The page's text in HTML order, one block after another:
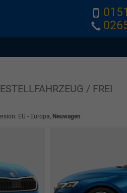
/ FREI
EU - Europa, Neuwagen